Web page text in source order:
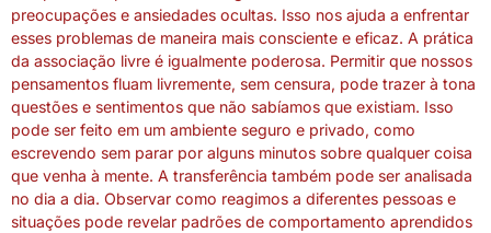
preocupações e ansiedades ocultas. Isso nos ajuda a enfrentar
esses problemas de maneira mais consciente e eficaz. A prática
da associação livre é igualmente poderosa. Permitir que nossos
pensamentos fluam livremente, sem censura, pode trazer à tona
questões e sentimentos que não sabíamos que existiam. Isso
pode ser feito em um ambiente seguro e privado, como
escrevendo sem parar por alguns minutos sobre qualquer coisa
que venha à mente. A transferência também pode ser analisada
no dia a dia. Observar como reagimos a diferentes pessoas e
situações pode revelar padrões de comportamento aprendidos